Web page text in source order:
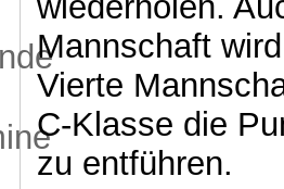
Mannschaft
Vierte
C-Klasse die
zu entführen.